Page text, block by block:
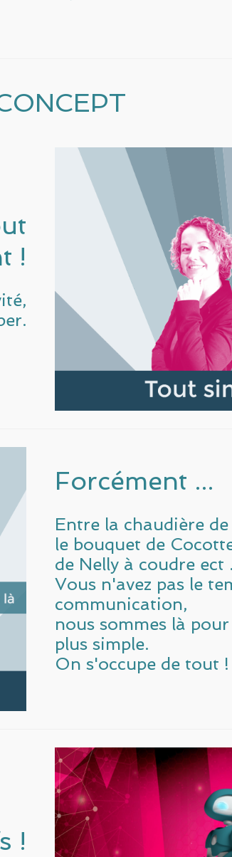
!
Forcément ...
Entre la chaudière
le bouquet de
de Nelly à coudre ect
Vous n'avez pas le
communication,
nous sommes là
plus simple.
On s'occupe de tout !
!